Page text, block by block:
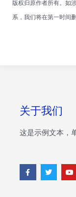
版权归原作者所有。如
系，我们将在第一时间
关于我们
这是示例文本，
F
a
c
T
w
i
Y
o
u